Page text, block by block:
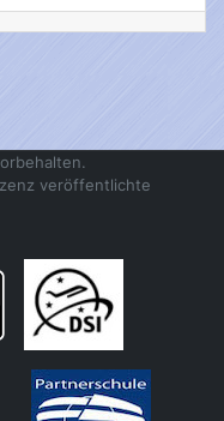
veröffentlichte